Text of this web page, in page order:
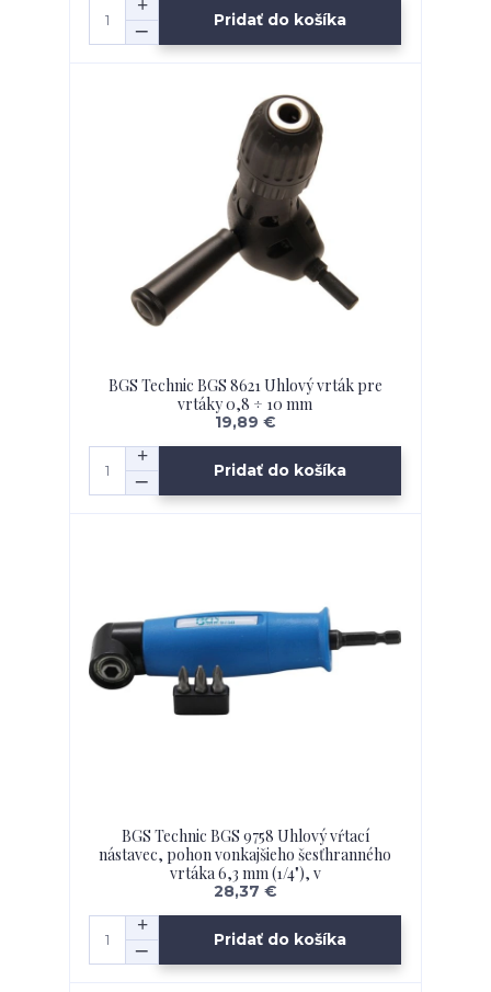
Pridať do košíka
BGS Technic BGS 8621 Uhlový vrták pre
vrtáky 0,8 ÷ 10 mm
19,89 €
Pridať do košíka
BGS Technic BGS 9758 Uhlový vŕtací
nástavec, pohon vonkajšieho šesťhranného
vrtáka 6,3 mm (1/4"), v
28,37 €
Pridať do košíka